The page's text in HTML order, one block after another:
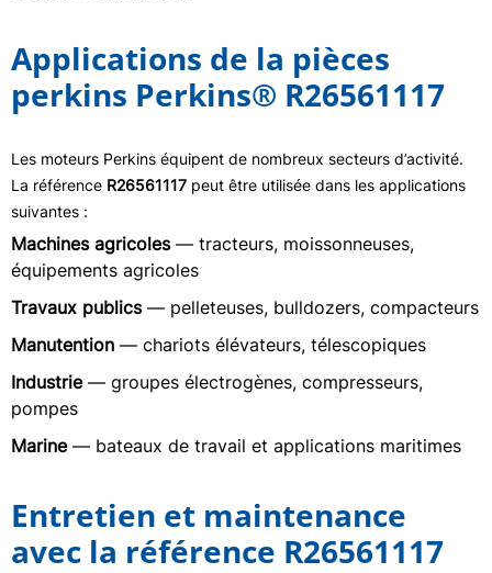
Applications de la pièces
perkins Perkins® R26561117
Les moteurs Perkins équipent de nombreux secteurs d’activité.
La référence R26561117 peut être utilisée dans les applications
suivantes :
Machines agricoles— tracteurs, moissonneuses,
équipements agricoles
Travaux publics— pelleteuses, bulldozers, compacteurs
Manutention — chariots élévateurs, télescopiques
Industrie— groupes électrogènes, compresseurs,
pompes
Marine— bateaux de travail et applications maritimes
Entretien et maintenance
avec la référence R26561117